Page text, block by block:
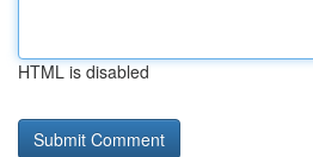
HTML is disabled